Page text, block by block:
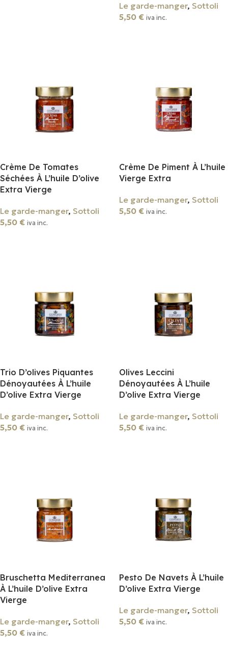
Le garde-manger, Sottoli
5,50 € iva inc.
Crème De Tomates
Séchées À L’huile D’olive
Extra Vierge
Le garde-manger, Sottoli
5,50 € iva inc.
Crème De Piment À L’huile
Vierge Extra
Le garde-manger, Sottoli
5,50 € iva inc.
Trio D’olives Piquantes
Dénoyautées À L’huile
D’olive Extra Vierge
Le garde-manger, Sottoli
5,50 € iva inc.
Olives Leccini
Dénoyautées À L’huile
D’olive Extra Vierge
Le garde-manger, Sottoli
5,50 € iva inc.
Bruschetta Mediterranea
À L’huile D’olive Extra
Vierge
Le garde-manger, Sottoli
5,50 € iva inc.
Pesto De Navets À L’huile
D’olive Extra Vierge
Le garde-manger, Sottoli
5,50 € iva inc.